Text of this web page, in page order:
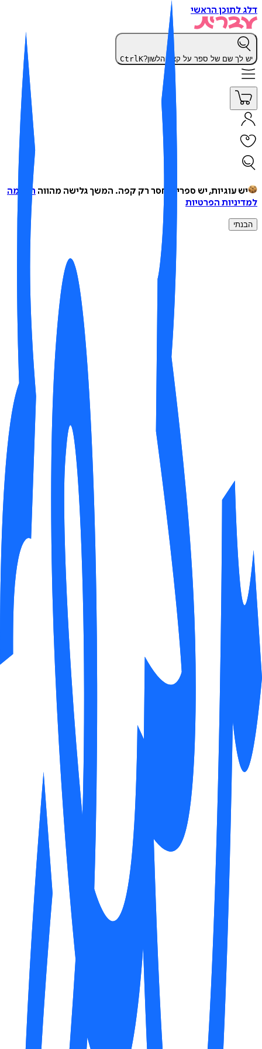
לתוכן הראשי
לך שם של ספר על קצה הלשון? CtrlK
יש עוגיות, יש ספרים, חסר רק קפה.המשך גלישה מהווההסכמה
הפרטיות